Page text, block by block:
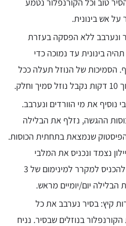
על אש בינונית.
ונערבב ללא הפסקה בעזרת
בינונית עד נמוכה כדי
הסמיכות של הנוזל תעלה ככל
נוסיף את מי הוורדים ונערבב.
ההגשה, נזלף את הבלילה
שנמצאת בתחתית הכוסות.
נצמד ונכניס את המלבי
למקרר. אני ממליצה להכניס למקרר למינימום של 3
יום/יומיים מראש.
קיץ: בסיר נערבב את כל
בנוזלים שבסיר. נניח